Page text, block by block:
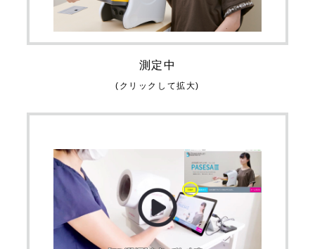
測定中
(クリックして拡大)